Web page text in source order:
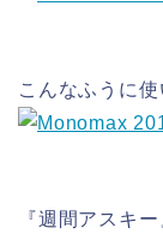
こんなふうに使
『週間アスキ